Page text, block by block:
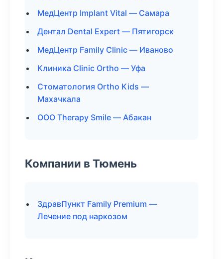
МедЦентр Implant Vital — Самара
Дентал Dental Expert — Пятигорск
МедЦентр Family Clinic — Иваново
Клиника Clinic Ortho — Уфа
Стоматология Ortho Kids —
Махачкала
ООО Therapy Smile — Абакан
Компании в Тюмень
ЗдравПункт Family Premium —
Лечение под наркозом